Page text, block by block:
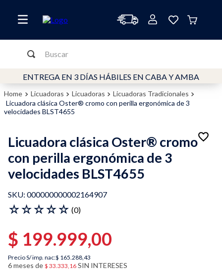
Buscar
ENTREGA EN 3 DÍAS HÁBILES EN CABA Y AMBA
Licuadoras Licuadoras
Licuadoras Tradicionales
Licuadora clásica Oster® cromo con perilla ergonómica de 3
velocidades BLST4655
Licuadora clásica Oster® cromo
con perilla ergonómica de 3
velocidades BLST4655
: 000000000002164907
☆☆☆☆☆ (0)
$ 199.999,00
Precio S/ imp. nac:$ 165.288,43
6meses de $ 33.333,16 SIN INTERESES
TÉRMINOS MÁS BUSCADOS
2.
freidora
molinillo
.
freidora aire
.
mixer
.
licuadora
.
filtro
10. tostadora